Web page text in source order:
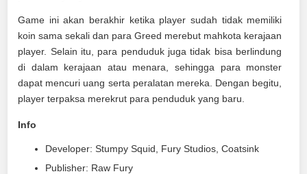
Game ini akan berakhir ketika player sudah tidak memiliki
koin sama sekali dan para Greed merebut mahkota kerajaan
player. Selain itu, para penduduk juga tidak bisa berlindung
di dalam kerajaan atau menara, sehingga para monster
dapat mencuri uang serta peralatan mereka. Dengan begitu,
player terpaksa merekrut para penduduk yang baru.
Info
Developer: Stumpy Squid, Fury Studios, Coatsink
Publisher: Raw Fury